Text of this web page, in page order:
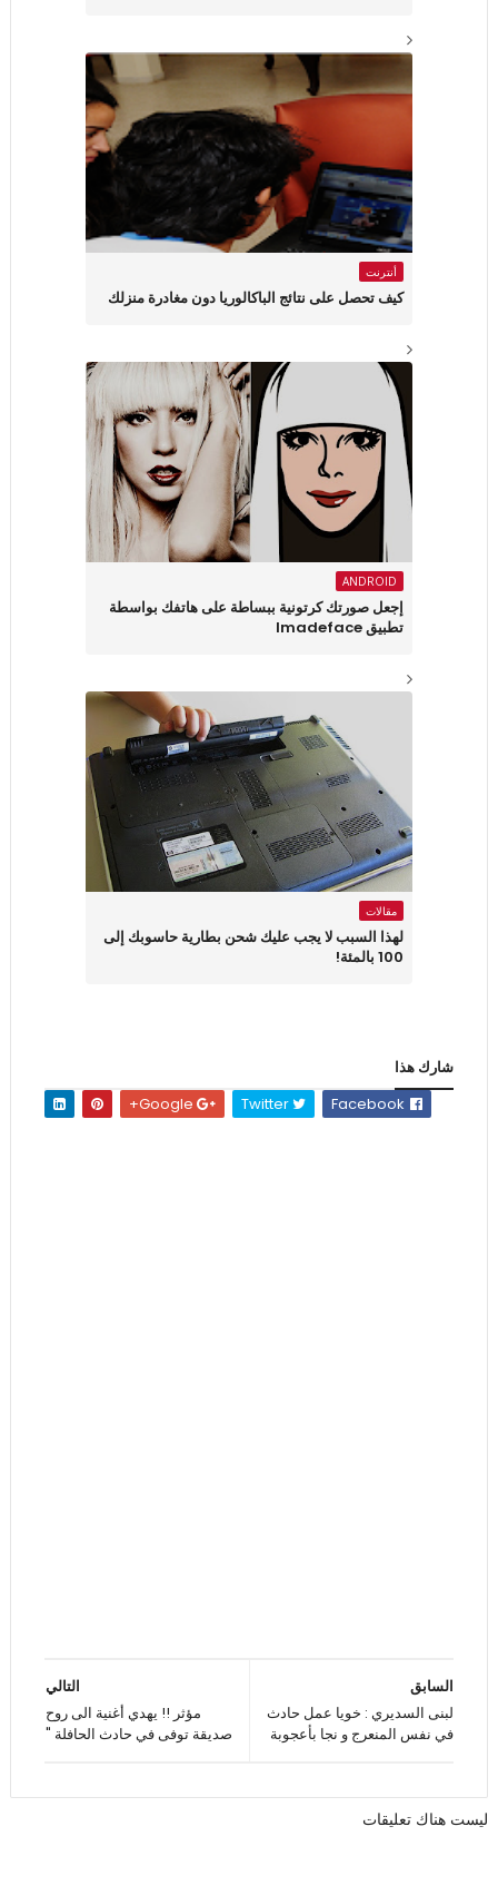
أنترنت
كيف تحصل على نتائج الباكالوريا دون مغادرة منزلك
ANDROID
إجعل صورتك كرتونية ببساطة على هاتفك بواسطة
تطبيق Imadeface
مقالات
لهذا السبب لا يجب عليك شحن بطارية حاسوبك إلى
100 بالمئة!
شارك هذا
Twitter
التالي
مؤثر !! يهدي أغنية الى روح
صديقة توفى في حادث الحافلة "
السابق
لبنى السديري : خويا عمل حادث
في نفس المنعرج و نجا بأعجوبة
ليست هناك تعليقات